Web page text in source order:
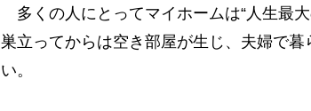
多くの人にとってマイホームは“人生最
巣立ってからは空き部屋が生じ、夫婦で
い。